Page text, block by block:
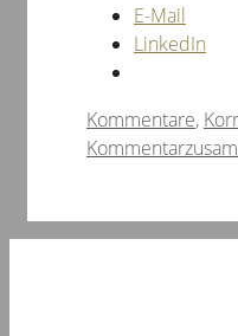
E-Mail
LinkedIn
Kategorien
Kommentare,